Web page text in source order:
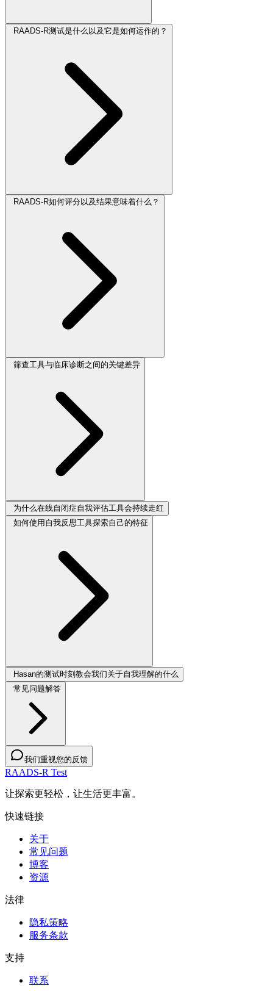
RAADS-R测试是什么以及它是如何运作的？
RAADS-R如何评分以及结果意味着什么？
筛查工具与临床诊断之间的关键差异
为什么在线自闭症自我评估工具会持续走红
如何使用自我反思工具探索自己的特征
Hasan的测试时刻教会我们关于自我理解的什么
常见问题解答
我们重视您的反馈
RAADS-R Test
让探索更轻松，让生活更丰富。
快速链接
关于
常见问题
博客
资源
法律
隐私策略
服务条款
支持
联系